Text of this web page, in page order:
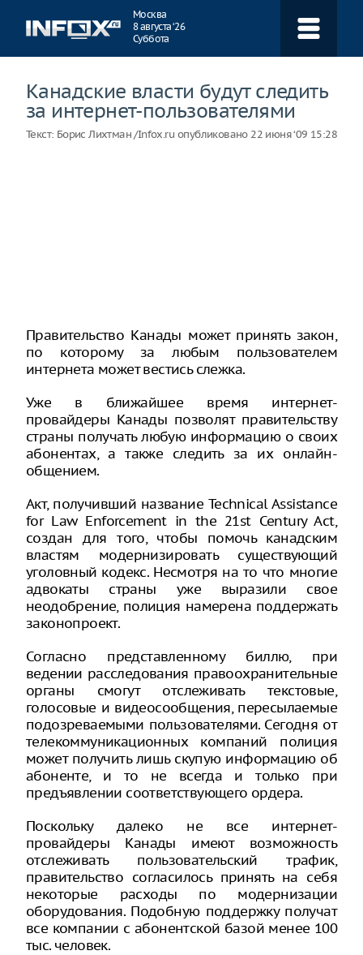
Москва
8 августа ‘26
Суббота
Канадские власти будут следить
за интернет-пользователями
Текст: Борис Лихтман /Infox.ru опубликовано 22 июня ‘09 15:28
Правительство Канады может принять закон,
по которому за любым пользователем
интернета может вестись слежка.
Уже в ближайшее время интернет-
провайдеры Канады позволят правительству
страны получать любую информацию о своих
абонентах, а также следить за их онлайн-
общением.
Акт, получивший название Technical Assistance
for Law Enforcement in the 21st Century Act,
создан для того, чтобы помочь канадским
властям модернизировать существующий
уголовный кодекс. Несмотря на то что многие
адвокаты страны уже выразили свое
неодобрение, полиция намерена поддержать
законопроект.
Согласно представленному биллю, при
ведении расследования правоохранительные
органы смогут отслеживать текстовые,
голосовые и видеосообщения, пересылаемые
подозреваемыми пользователями. Сегодня от
телекоммуникационных компаний полиция
может получить лишь скупую информацию об
абоненте, и то не всегда и только при
предъявлении соответствующего ордера.
Поскольку далеко не все интернет-
провайдеры Канады имеют возможность
отслеживать пользовательский трафик,
правительство согласилось принять на себя
некоторые расходы по модернизации
оборудования. Подобную поддержку получат
все компании с абонентской базой менее 100
тыс. человек.